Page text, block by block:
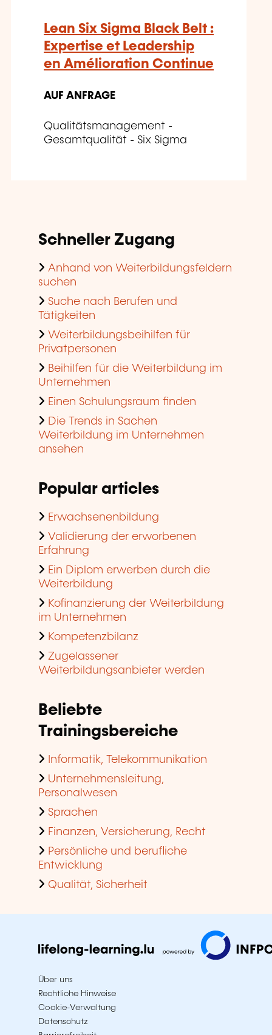
Lean Six Sigma Black Belt :
Expertise et Leadership
en Amélioration Continue
AUF ANFRAGE
Qualitätsmanagement -
Gesamtqualität - Six Sigma
Schneller Zugang
Anhand von Weiterbildungsfeldern
suchen
Suche nach Berufen und
Tätigkeiten
Weiterbildungsbeihilfen für
Privatpersonen
Beihilfen für die Weiterbildung im
Unternehmen
Einen Schulungsraum finden
Die Trends in Sachen
Weiterbildung im Unternehmen
ansehen
Popular articles
Erwachsenenbildung
Validierung der erworbenen
Erfahrung
Ein Diplom erwerben durch die
Weiterbildung
Kofinanzierung der Weiterbildung
im Unternehmen
Kompetenzbilanz
Zugelassener
Weiterbildungsanbieter werden
Beliebte
Trainingsbereiche
Informatik, Telekommunikation
Unternehmensleitung,
Personalwesen
Sprachen
Finanzen, Versicherung, Recht
Persönliche und berufliche
Entwicklung
Qualität, Sicherheit
Über uns
Rechtliche Hinweise
Cookie-Verwaltung
Datenschutz